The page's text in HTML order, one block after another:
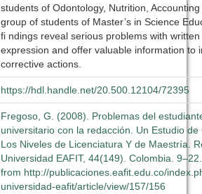
students of Odontology, Nutrition,
group of students of Master’s in Science
fi ndings reveal serious problems with written
expression and offer valuable information to
corrective actions.
https://hdl.handle.net/20.500.12104/72395
Fregoso, G. (2008). Problemas del
universitario con la redacción. Un Estudio de
Los Niveles de Licenciatura Y de Maestría.
Universidad EAFIT, 44(149). Colombia.
from http://publicaciones.eafit.edu.co/
universidad-eafit/article/view/157/156